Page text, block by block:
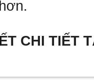
CHI TIẾT